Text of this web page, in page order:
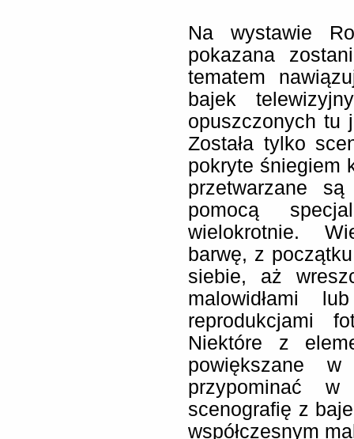
Na wystawie
pokazana
tematem
bajek
opuszczonych tu
Została tylko
pokryte śniegiem
przetwarzane
pomocą
wielokrotnie.
barwę, z
siebie, aż
malowidłami
reprodukcjami
Niektóre z
powiększane
przypominać
scenografię z
współczesnym